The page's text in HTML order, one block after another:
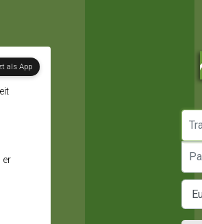
als App
er